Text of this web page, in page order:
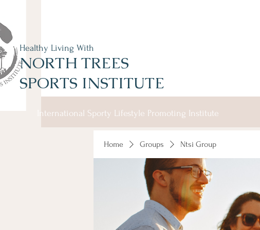
Healthy Living With
NORTH TREES
SPORTS INSTITUTE
International Sporty Lifestyle Promoting Institute
Home Groups Ntsi Group